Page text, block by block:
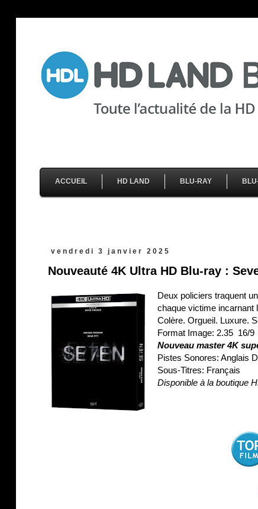
ACCUEIL HD LAND BLU-RAY
vendredi 3 janvier 2025
Nouveauté 4K Ultra HD Blu-ray :
Deux policiers traquent
chaque victime incarnant
Colère. Orgueil. Luxure.
Format Image: 2.35 16/9
Nouveau master 4K
Pistes Sonores: Anglais
Sous-Titres: Français
Disponible à la boutique